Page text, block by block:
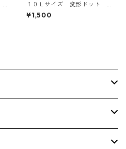
１０Ｌサイズ 変形ドット
花柄 ボウタイブラウス オ
フホワイト KAE-4774
¥1,500